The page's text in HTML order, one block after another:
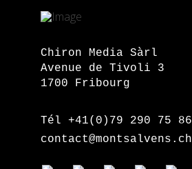
Chiron Media Sàrl
Avenue de Tivoli 3
1700 Fribourg
Tél +41(0)79 290 75 86
contact@montsalvens.ch